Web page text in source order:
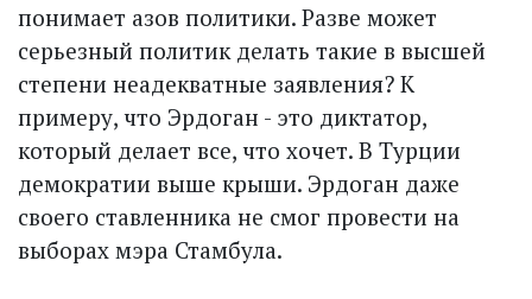
понимает азов политики. Разве может
серьезный политик делать такие в высшей
степени неадекватные заявления? К
примеру, что Эрдоган - это диктатор,
который делает все, что хочет. В Турции
демократии выше крыши. Эрдоган даже
своего ставленника не смог провести на
выборах мэра Стамбула.